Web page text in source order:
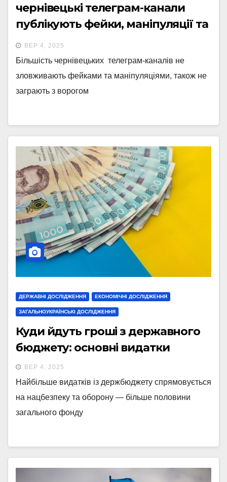
чернівецькі телеграм-канали
публікують фейки, маніпуляції та
хто заробляє на страху читачів
ВЕР 4, 2025
Більшість чернівецьких телеграм-каналів не
зловживають фейками та маніпуляціями, також не
заграють з ворогом
ДЕРЖАВНІ ДОСЛІДЖЕННЯ ЕКОНОМІЧНІ ДОСЛІДЖЕННЯ
ЗАГАЛЬНОУКРАЇНСЬКІ ДОСЛІДЖЕННЯ
Куди йдуть гроші з державного
бюджету: основні видатки
ВЕР 4, 2025
Найбільше видатків із держбюджету спрямовується
на нацбезпеку та оборону — більше половини
загального фонду